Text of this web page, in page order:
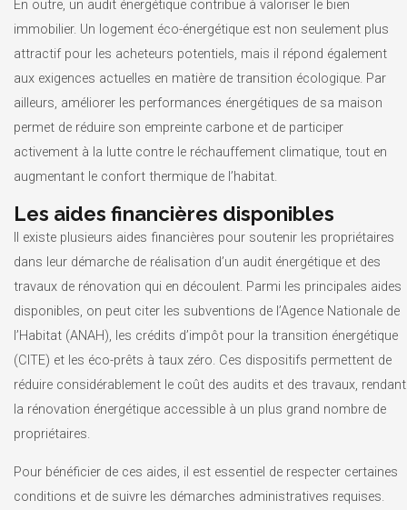
En outre, un audit énergétique contribue à valoriser le bien
immobilier. Un logement éco-énergétique est non seulement plus
attractif pour les acheteurs potentiels, mais il répond également
aux exigences actuelles en matière de transition écologique. Par
ailleurs, améliorer les performances énergétiques de sa maison
permet de réduire son empreinte carbone et de participer
activement à la lutte contre le réchauffement climatique, tout en
augmentant le confort thermique de l’habitat.
Les aides financières disponibles
Il existe plusieurs aides financières pour soutenir les propriétaires
dans leur démarche de réalisation d’un audit énergétique et des
travaux de rénovation qui en découlent. Parmi les principales aides
disponibles, on peut citer les subventions de l’Agence Nationale de
l’Habitat (ANAH), les crédits d’impôt pour la transition énergétique
(CITE) et les éco-prêts à taux zéro. Ces dispositifs permettent de
réduire considérablement le coût des audits et des travaux, rendant
la rénovation énergétique accessible à un plus grand nombre de
propriétaires.
Pour bénéficier de ces aides, il est essentiel de respecter certaines
conditions et de suivre les démarches administratives requises.